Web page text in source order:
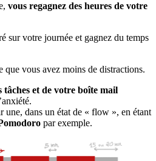
vous regagnez des heures de votre
sur votre journée et gagnez du temps
vous avez moins de distractions.
tâches et de votre boîte mail
une, dans un état de « flow », en étant
par exemple.